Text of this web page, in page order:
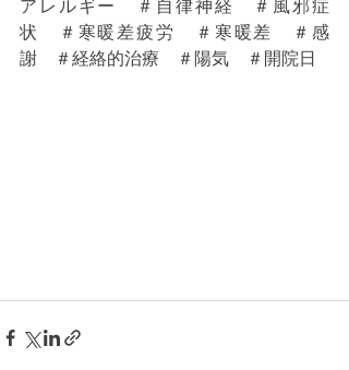
アレルギー　＃自律神経　＃風邪症
状　＃寒暖差疲労　＃寒暖差　＃感
謝　＃経絡的治療　＃陽気　＃開院日